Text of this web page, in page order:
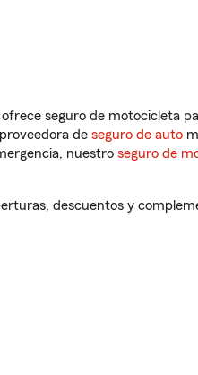
seguro de motocicleta
de seguro de auto
nuestro seguro de
descuentos y